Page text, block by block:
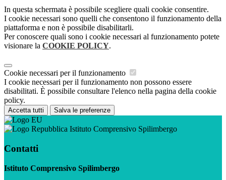
In questa schermata è possibile scegliere quali cookie consentire.
I cookie necessari sono quelli che consentono il funzionamento della
piattaforma e non è possibile disabilitarli.
Per conoscere quali sono i cookie necessari al funzionamento potete
visionare la COOKIE POLICY.
Cookie necessari per il funzionamento
I cookie necessari per il funzionamento non possono essere
disabilitati. È possibile consultare l'elenco nella pagina della cookie
policy.
Accetta tutti Salva le preferenze
Istituto Comprensivo Spilimbergo
Contatti
Istituto Comprensivo Spilimbergo